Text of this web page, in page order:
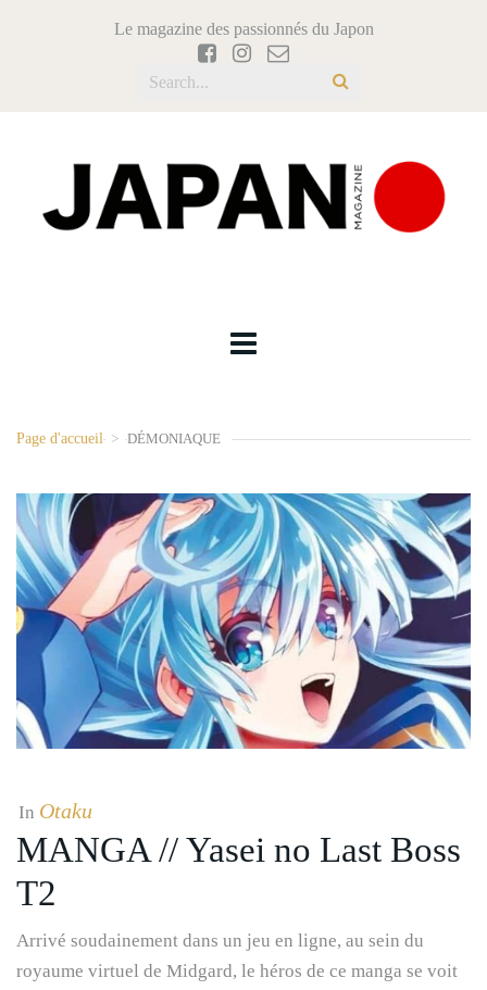
Le magazine des passionnés du Japon
Page d'accueil > DÉMONIAQUE
In Otaku
MANGA // Yasei no Last Boss
T2
Arrivé soudainement dans un jeu en ligne, au sein du
royaume virtuel de Midgard, le héros de ce manga se voit